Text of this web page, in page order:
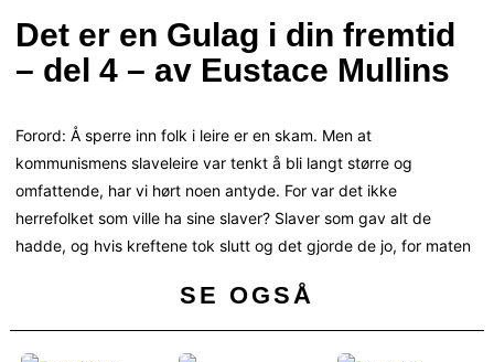
Det er en Gulag i din fremtid
– del 4 – av Eustace Mullins
Forord: Å sperre inn folk i leire er en skam. Men at
kommunismens slaveleire var tenkt å bli langt større og
omfattende, har vi hørt noen antyde. For var det ikke
herrefolket som ville ha sine slaver? Slaver som gav alt de
hadde, og hvis kreftene tok slutt og det gjorde de jo, for maten
SE OGSÅ